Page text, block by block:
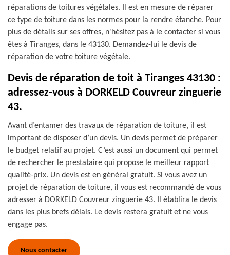
réparations de toitures végétales. Il est en mesure de réparer
ce type de toiture dans les normes pour la rendre étanche. Pour
plus de détails sur ses offres, n'hésitez pas à le contacter si vous
êtes à Tiranges, dans le 43130. Demandez-lui le devis de
réparation de votre toiture végétale.
Devis de réparation de toit à Tiranges 43130 :
adressez-vous à DORKELD Couvreur zinguerie
43.
Avant d’entamer des travaux de réparation de toiture, il est
important de disposer d’un devis. Un devis permet de préparer
le budget relatif au projet. C’est aussi un document qui permet
de rechercher le prestataire qui propose le meilleur rapport
qualité-prix. Un devis est en général gratuit. Si vous avez un
projet de réparation de toiture, il vous est recommandé de vous
adresser à DORKELD Couvreur zinguerie 43. Il établira le devis
dans les plus brefs délais. Le devis restera gratuit et ne vous
engage pas.
Nous contacter